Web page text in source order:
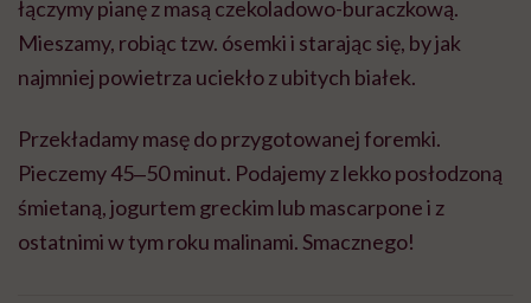
łączymy pianę z masą czekoladowo-buraczkową.
Mieszamy, robiąc tzw. ósemki i starając się, by jak
najmniej powietrza uciekło z ubitych białek.
Przekładamy masę do przygotowanej foremki.
Pieczemy 45‒50 minut. Podajemy z lekko posłodzoną
śmietaną, jogurtem greckim lub mascarpone i z
ostatnimi w tym roku malinami. Smacznego!